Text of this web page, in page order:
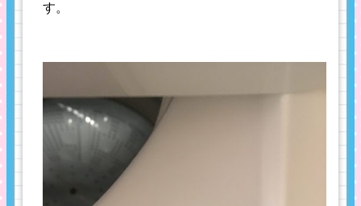
す。